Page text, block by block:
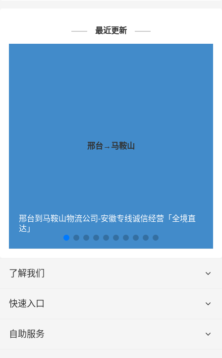
最近更新
邢台→马鞍山
邢台到马鞍山物流公司-安徽专线诚信经营「全境直
达」
了解我们
快速入口
自助服务